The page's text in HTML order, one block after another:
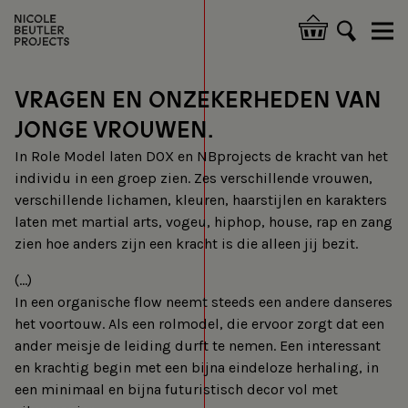
en
naar
gaan
Hoofdnavigatie
VRAGEN EN ONZEKERHEDEN VAN
JONGE VROUWEN.
In Role Model laten DOX en NBprojects de kracht van het
individu in een groep zien. Zes verschillende vrouwen,
verschillende lichamen, kleuren, haarstijlen en karakters
laten met martial arts, vogeu, hiphop, house, rap en zang
zien hoe anders zijn een kracht is die alleen jij bezit.
(...)
In een organische flow neemt steeds een andere danseres
het voortouw. Als een rolmodel, die ervoor zorgt dat een
ander meisje de leiding durft te nemen. Een interessant
en krachtig begin met een bijna eindeloze herhaling, in
een minimaal en bijna futuristisch decor vol met